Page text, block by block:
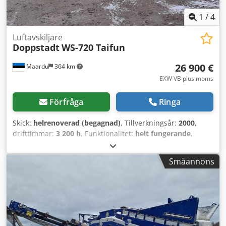
1 /4
Maardu 364 km
Luftavskiljare
DoppstadtWS-720 Taifun
26 900 €
EXW VB plus moms
Förfråga Ringa
Skick: helrenoverad (begagnad), Tillverkningsår: 2000,
drifttimmar: 3 200 h, Funktionalitet: helt fungerande,
, Maskinen är i utmärkt skick med låga
drifttimmar, valfri mobil bunkermatarskruv (den som syns
på bilden) finns tillgänglig mot extra kostnad. NyttSmåannons